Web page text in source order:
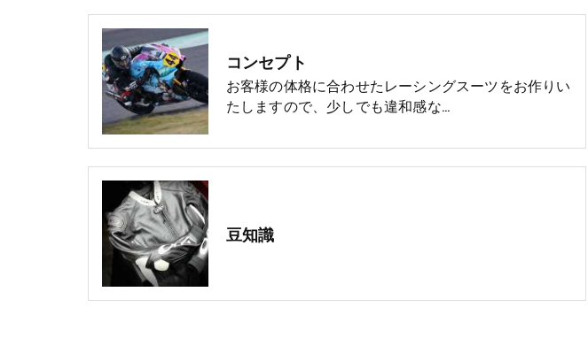
コンセプト
お客様の体格に合わせたレーシングスーツをお作りい
たしますので、少しでも違和感な…
豆知識